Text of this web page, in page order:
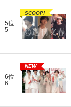
5位
5
SCOOP!
6位
6
NEW